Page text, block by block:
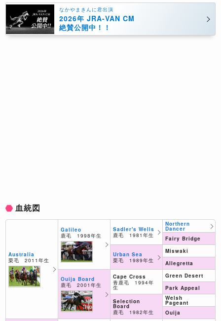
なかやまきんに君出演
2026年 JRA-VAN CM
絶賛公開中！！
血統図
Australia
栗毛 2011年生
Galileo
鹿毛 1998年生
Ouija Board
鹿毛 2001年生
Sadler's Wells
鹿毛 1981年生
Urban Sea
栗毛 1989年生
Cape Cross
青鹿毛 1994年
生
Selection
Board
鹿毛 1982年生
Northern
Dancer
Fairy Bridge
Miswaki
Allegretta
Green Desert
Park Appeal
Welsh
Pageant
Ouija